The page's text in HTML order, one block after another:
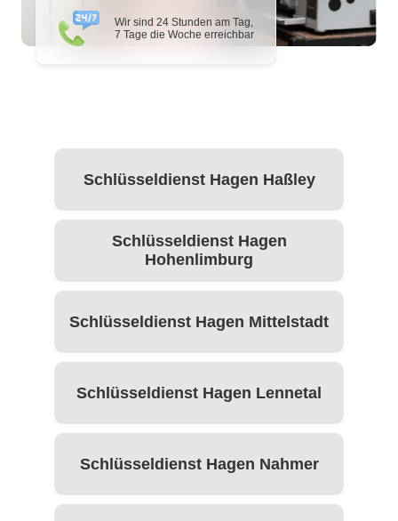
Wir sind 24 Stunden am Tag,
7 Tage die Woche erreichbar
Schlüsseldienst Hagen Haßley
Schlüsseldienst Hagen
Hohenlimburg
Schlüsseldienst Hagen Mittelstadt
Schlüsseldienst Hagen Lennetal
Schlüsseldienst Hagen Nahmer